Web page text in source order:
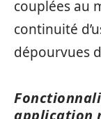
couplées au
continuité
dépourvues
application